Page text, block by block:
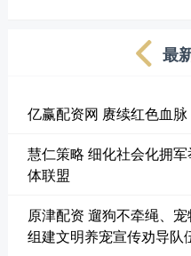
最
亿赢配资网 赓续红色血
慧仁策略 细化社会化拥
体联盟
原津配资 遛狗不牵绳、
组建文明养宠宣传劝导队